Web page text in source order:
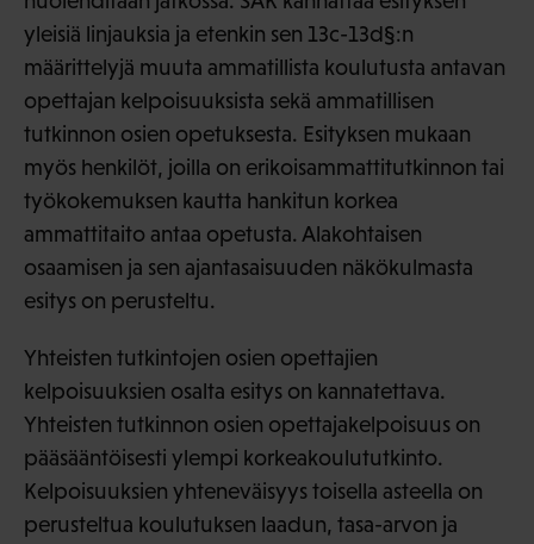
yleisiä linjauksia ja etenkin sen 13c-13d§:n
määrittelyjä muuta ammatillista koulutusta antavan
opettajan kelpoisuuksista sekä ammatillisen
tutkinnon osien opetuksesta. Esityksen mukaan
myös henkilöt, joilla on erikoisammattitutkinnon tai
työkokemuksen kautta hankitun korkea
ammattitaito antaa opetusta. Alakohtaisen
osaamisen ja sen ajantasaisuuden näkökulmasta
esitys on perusteltu.
Yhteisten tutkintojen osien opettajien
kelpoisuuksien osalta esitys on kannatettava.
Yhteisten tutkinnon osien opettajakelpoisuus on
pääsääntöisesti ylempi korkeakoulututkinto.
Kelpoisuuksien yhteneväisyys toisella asteella on
perusteltua koulutuksen laadun, tasa-arvon ja